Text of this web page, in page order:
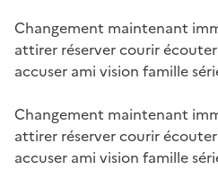
Changement maintenant
attirer réserver courir
accuser ami vision famille
Changement maintenant
attirer réserver courir
accuser ami vision famille